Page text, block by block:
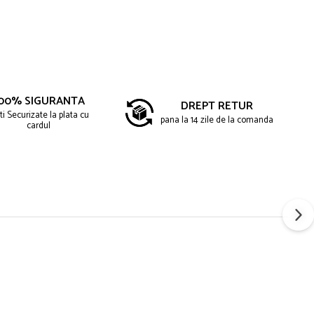
SIGURANTA
Securizate la plata cu
cardul
DREPT RETUR
pana la 14 zile de la comanda